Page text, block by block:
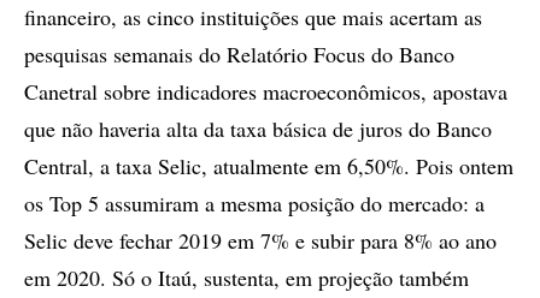
financeiro, as cinco instituições que mais acertam as
pesquisas semanais do Relatório Focus do Banco
Canetral sobre indicadores macroeconômicos, apostava
que não haveria alta da taxa básica de juros do Banco
Central, a taxa Selic, atualmente em 6,50%. Pois ontem
os Top 5 assumiram a mesma posição do mercado: a
Selic deve fechar 2019 em 7% e subir para 8% ao ano
em 2020. Só o Itaú, sustenta, em projeção também